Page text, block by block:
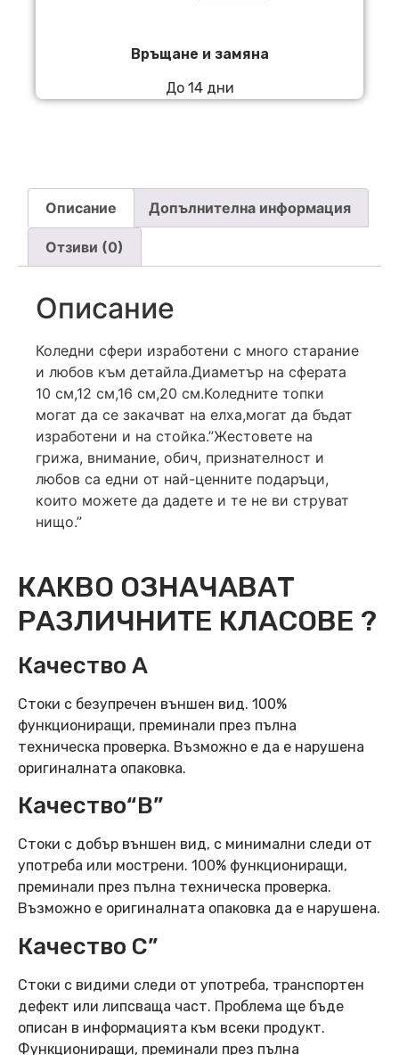
Връщане и замяна
До 14 дни
Описание Допълнителна информация
Отзиви (0)
Описание
Коледни сфери изработени с много старание
и любов към детайла.Диаметър на сферата
10 см,12 см,16 см,20 см.Коледните топки
могат да се закачват на елха,могат да бъдат
изработени и на стойка.”Жестовете на
грижа, внимание, обич, признателност и
любов са едни от най-ценните подаръци,
които можете да дадете и те не ви струват
нищо.”
КАКВО ОЗНАЧАВАТ
РАЗЛИЧНИТЕ КЛАСОВЕ ?
Качество А
Стоки с безупречен външен вид. 100%
функциониращи, преминали през пълна
техническа проверка. Възможно е да е нарушена
оригиналната опаковка.
Качество“B”
Стоки с добър външен вид, с минимални следи от
употреба или мострени. 100% функциониращи,
преминали през пълна техническа проверка.
Възможно е оригиналната опаковка да е нарушена.
Качество C”
Стоки с видими следи от употреба, транспортен
дефект или липсваща част. Проблема ще бъде
описан в информацията към всеки продукт.
Функциониращи, преминали през пълна